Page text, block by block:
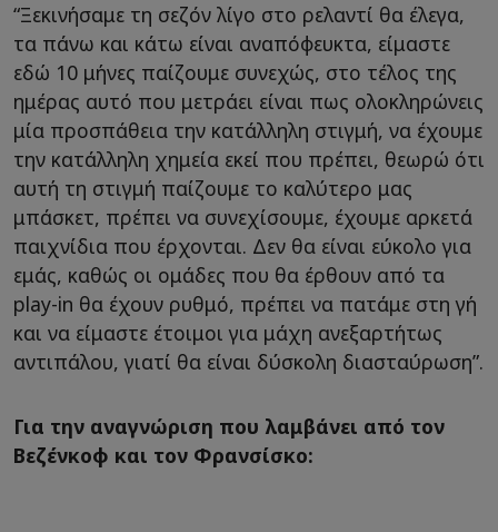
“Ξεκινήσαμε τη σεζόν λίγο στο ρελαντί θα έλεγα,
τα πάνω και κάτω είναι αναπόφευκτα, είμαστε
εδώ 10 μήνες παίζουμε συνεχώς, στο τέλος της
ημέρας αυτό που μετράει είναι πως ολοκληρώνεις
μία προσπάθεια την κατάλληλη στιγμή, να έχουμε
την κατάλληλη χημεία εκεί που πρέπει, θεωρώ ότι
αυτή τη στιγμή παίζουμε το καλύτερο μας
μπάσκετ, πρέπει να συνεχίσουμε, έχουμε αρκετά
παιχνίδια που έρχονται. Δεν θα είναι εύκολο για
εμάς, καθώς οι ομάδες που θα έρθουν από τα
play-in θα έχουν ρυθμό, πρέπει να πατάμε στη γή
και να είμαστε έτοιμοι για μάχη ανεξαρτήτως
αντιπάλου, γιατί θα είναι δύσκολη διασταύρωση”.
Για την αναγνώριση που λαμβάνει από τον
Βεζένκοφ και τον Φρανσίσκο: